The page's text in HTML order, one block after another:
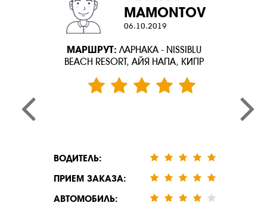
MAMONTOV
06.10.2019
МАРШРУТ: ЛАРНАКА - NISSIBLU
BEACH RESORT, АЙЯ НАПА, КИПР
ВОДИТЕЛЬ:
ПРИЕМ ЗАКАЗА:
АВТОМОБИЛЬ: